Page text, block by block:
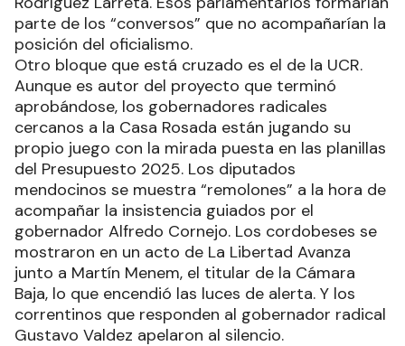
parte de los “conversos” que no acompañarían la
posición del oficialismo.
Otro bloque que está cruzado es el de la UCR.
Aunque es autor del proyecto que terminó
aprobándose, los gobernadores radicales
cercanos a la Casa Rosada están jugando su
propio juego con la mirada puesta en las planillas
del Presupuesto 2025. Los diputados
mendocinos se muestra “remolones” a la hora de
acompañar la insistencia guiados por el
gobernador Alfredo Cornejo. Los cordobeses se
mostraron en un acto de La Libertad Avanza
junto a Martín Menem, el titular de la Cámara
Baja, lo que encendió las luces de alerta. Y los
correntinos que responden al gobernador radical
Gustavo Valdez apelaron al silencio.